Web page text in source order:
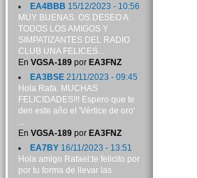
EA4BBB 15/12/2023 - 10:56
MUY BUENAS. OS DESEO A
TODOS LOS AMIGOS Y
SIMPATIZANTES DEL RADIO
CLUB UNA FELICES...
En VGSA-189por EA3FNZ
EA3BSE21/11/2023 - 09:45
Hola Rafa. MUCHAS
FELICIDADES!!! Espero que te
den este año el 'Vértice de oro'
...
En VGSA-189por EA3FNZ
EA7BY16/11/2023 - 13:51
Hola amigo Rafael:te felicito por
por tu forma de llevar las